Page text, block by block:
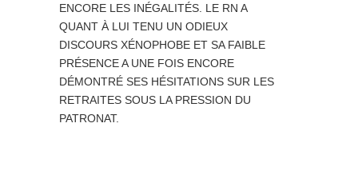
ENCORE LES INÉGALITÉS. LE RN A
QUANT À LUI TENU UN ODIEUX
DISCOURS XÉNOPHOBE ET SA FAIBLE
PRÉSENCE A UNE FOIS ENCORE
DÉMONTRÉ SES HÉSITATIONS SUR LES
RETRAITES SOUS LA PRESSION DU
PATRONAT.